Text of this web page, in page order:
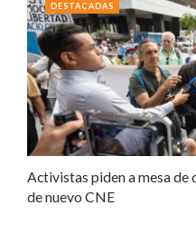
Activistas piden a mesa de
de nuevo CNE
DESTACADAS